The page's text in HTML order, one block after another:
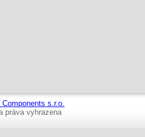
Components s.r.o.
práva vyhrazena